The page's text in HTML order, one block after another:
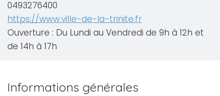
0493276400
https://www.ville-de-la-trinite.fr
Ouverture : Du Lundi au Vendredi de 9h à 12h et
de 14h à 17h
Informations générales